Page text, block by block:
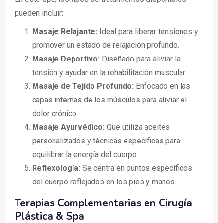
pueden incluir:
Masaje Relajante: Ideal para liberar tensiones y
promover un estado de relajación profundo.
Masaje Deportivo: Diseñado para aliviar la
tensión y ayudar en la rehabilitación muscular.
Masaje de Tejido Profundo: Enfocado en las
capas internas de los músculos para aliviar el
dolor crónico.
Masaje Ayurvédico: Que utiliza aceites
personalizados y técnicas específicas para
equilibrar la energía del cuerpo.
Reflexología: Se centra en puntos específicos
del cuerpo reflejados en los pies y manos.
Terapias Complementarias en Cirugía
Plástica & Spa